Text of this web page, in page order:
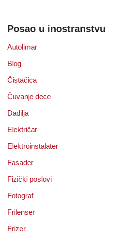
Posao u inostranstvu
Autolimar
Blog
Čistačica
Čuvanje dece
Dadilja
Električar
Elektroinstalater
Fasader
Fizički poslovi
Fotograf
Frilenser
Frizer